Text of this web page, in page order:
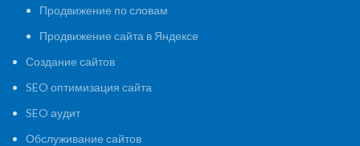
Продвижение по словам
Продвижение сайта в Яндексе
Создание сайтов
SEO оптимизация сайта
SEO аудит
Обслуживание сайтов